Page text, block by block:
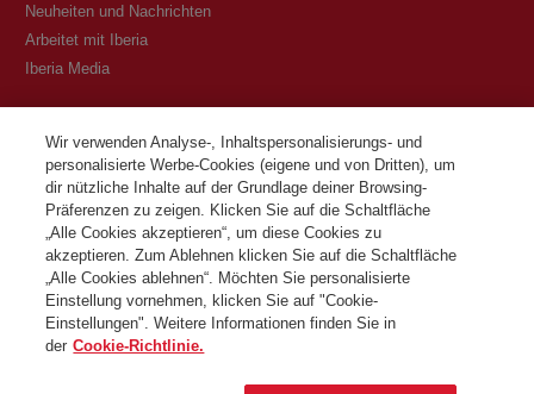
Neuheiten und Nachrichten
Arbeitet mit Iberia
Iberia Media
Allgemeine Geschäftsbedingungen des Iberia Club Programms
Bedingungen für die Registrierung auf iberia.com
Richtlinien zum Schutz personenbezogener Daten
Cookie-Richtlinie und -Verwaltung
Kontaktiere
©Iberia Joven 2026. Alle Rechte vorbehalten.
Wir verwenden Analyse-, Inhaltspersonalisierungs- und
personalisierte Werbe-Cookies (eigene und von Dritten), um
dir nützliche Inhalte auf der Grundlage deiner Browsing-
Präferenzen zu zeigen. Klicken Sie auf die Schaltfläche
„Alle Cookies akzeptieren“, um diese Cookies zu
akzeptieren. Zum Ablehnen klicken Sie auf die Schaltfläche
„Alle Cookies ablehnen“. Möchten Sie personalisierte
Einstellung vornehmen, klicken Sie auf "Cookie-
Einstellungen". Weitere Informationen finden Sie in
der Cookie-Richtlinie.